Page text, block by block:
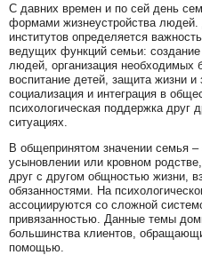
С давних времен и по сей день
формами жизнеустройства людей.
институтов определяется
ведущих функций семьи:
людей, организация необходимых
воспитание детей, защита жизни и
социализация и интеграция в
психологическая поддержка друг
ситуациях.
В общепринятом значении семья –
усыновлении или кровном
друг с другом общностью жизни,
обязанностями. На
ассоциируются со сложной
привязанностью. Данные темы
большинства клиентов,
помощью.